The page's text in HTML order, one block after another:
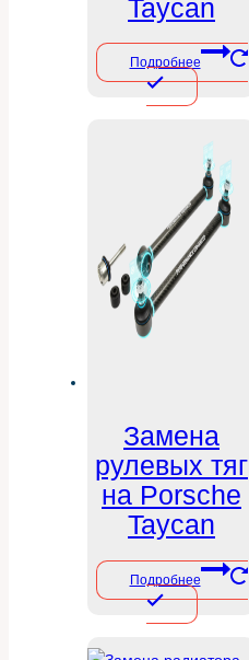
Taycan
Подробнее
Замена
рулевых тяг
на Porsche
Taycan
Подробнее